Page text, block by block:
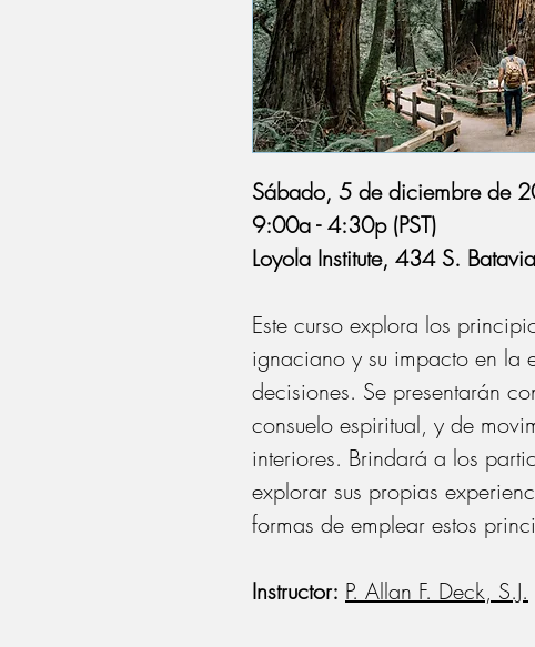
Sábado, 5 de diciembre de
9:00a - 4:30p (PST)
Loyola Institute, 434 S.
Este curso explora los
ignaciano y su impacto en la
decisiones. Se presentarán
consuelo espiritual, y de
interiores. Brindará a los
explorar sus propias
formas de emplear estos
Instructor: P. Allan F. Deck, S.J.